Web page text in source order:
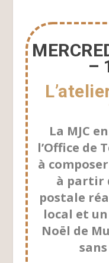
–
La MJC
l’Office de
à
à partir
postale
local et
Noël de